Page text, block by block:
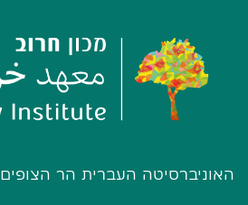
האוניברסיטה העברית הר הצופים